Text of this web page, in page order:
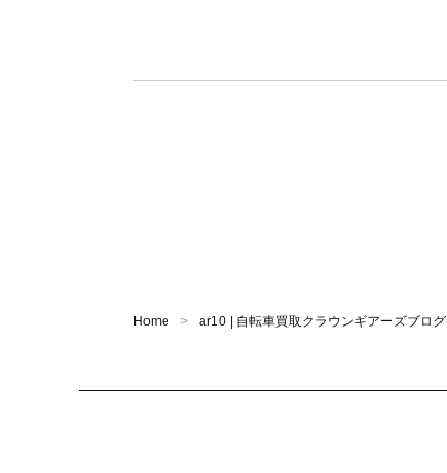
Home ar10 | 自転車買取クラウンギアーズブログ